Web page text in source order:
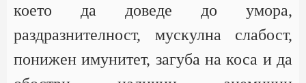
което да доведе до умора,
раздразнителност, мускулна слабост,
понижен имунитет, загуба на коса и да